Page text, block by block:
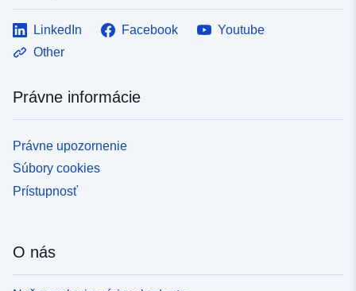
LinkedIn Facebook
Youtube
Other
Právne informácie
Právne upozornenie
Súbory cookies
Prístupnosť
O nás